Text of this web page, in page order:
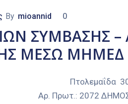
By mioannid 0
ΣΥΜΒΑΣΗΣ
ΜΕΣΩ ΜΗΜΕΔ
30-1-
ΔΗΜΟΣ